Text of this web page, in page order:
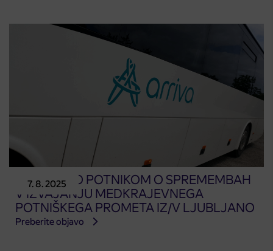
7. 8. 2025
OBVESTILO POTNIKOM O SPREMEMBAH
V IZVAJANJU MEDKRAJEVNEGA
POTNIŠKEGA PROMETA IZ/V LJUBLJANO
Preberite objavo